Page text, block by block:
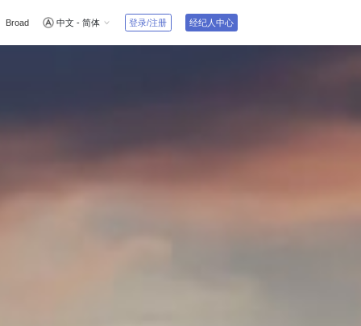
Broad 中文 - 简体 登录/注册 经纪人中心